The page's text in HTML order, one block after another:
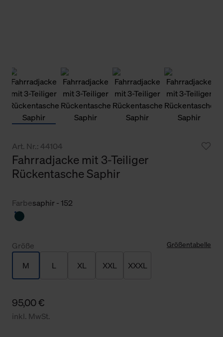
Art. Nr.: 44104
Fahrradjacke mit 3-Teiliger
Rückentasche Saphir
Farbesaphir - 152
Größe Größentabelle
M L XL XXL XXXL
95,00 €
inkl. MwSt.